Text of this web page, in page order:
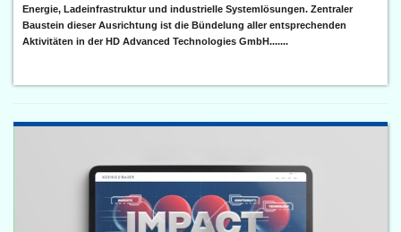
Energie, Ladeinfrastruktur und industrielle Systemlösungen. Zentraler
Baustein dieser Ausrichtung ist die Bündelung aller entsprechenden
Aktivitäten in der HD Advanced Technologies GmbH.......